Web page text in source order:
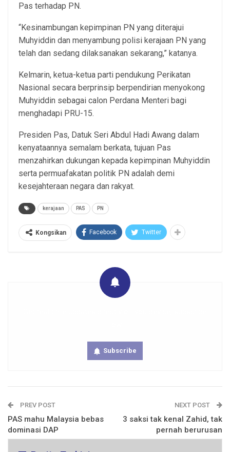
Pas terhadap PN.
“Kesinambungan kepimpinan PN yang diterajui
Muhyiddin dan menyambung polisi kerajaan PN yang
telah dan sedang dilaksanakan sekarang,” katanya.
Kelmarin, ketua-ketua parti pendukung Perikatan
Nasional secara berprinsip berpendirian menyokong
Muhyiddin sebagai calon Perdana Menteri bagi
menghadapi PRU-15.
Presiden Pas, Datuk Seri Abdul Hadi Awang dalam
kenyataannya semalam berkata, tujuan Pas
menzahirkan dukungan kepada kepimpinan Muhyiddin
serta permuafakatan politik PN adalah demi
kesejahteraan negara dan rakyat.
kerajaan PAS PN
Kongsikan Facebook Twitter
Subscribe
PREV POST
PAS mahu Malaysia bebas
dominasi DAP
NEXT POST
3 saksi tak kenal Zahid, tak
pernah berurusan